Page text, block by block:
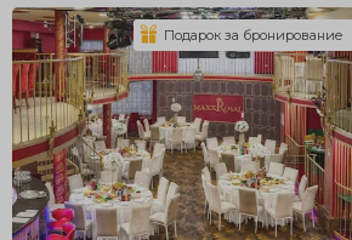
Подарок за бронирование